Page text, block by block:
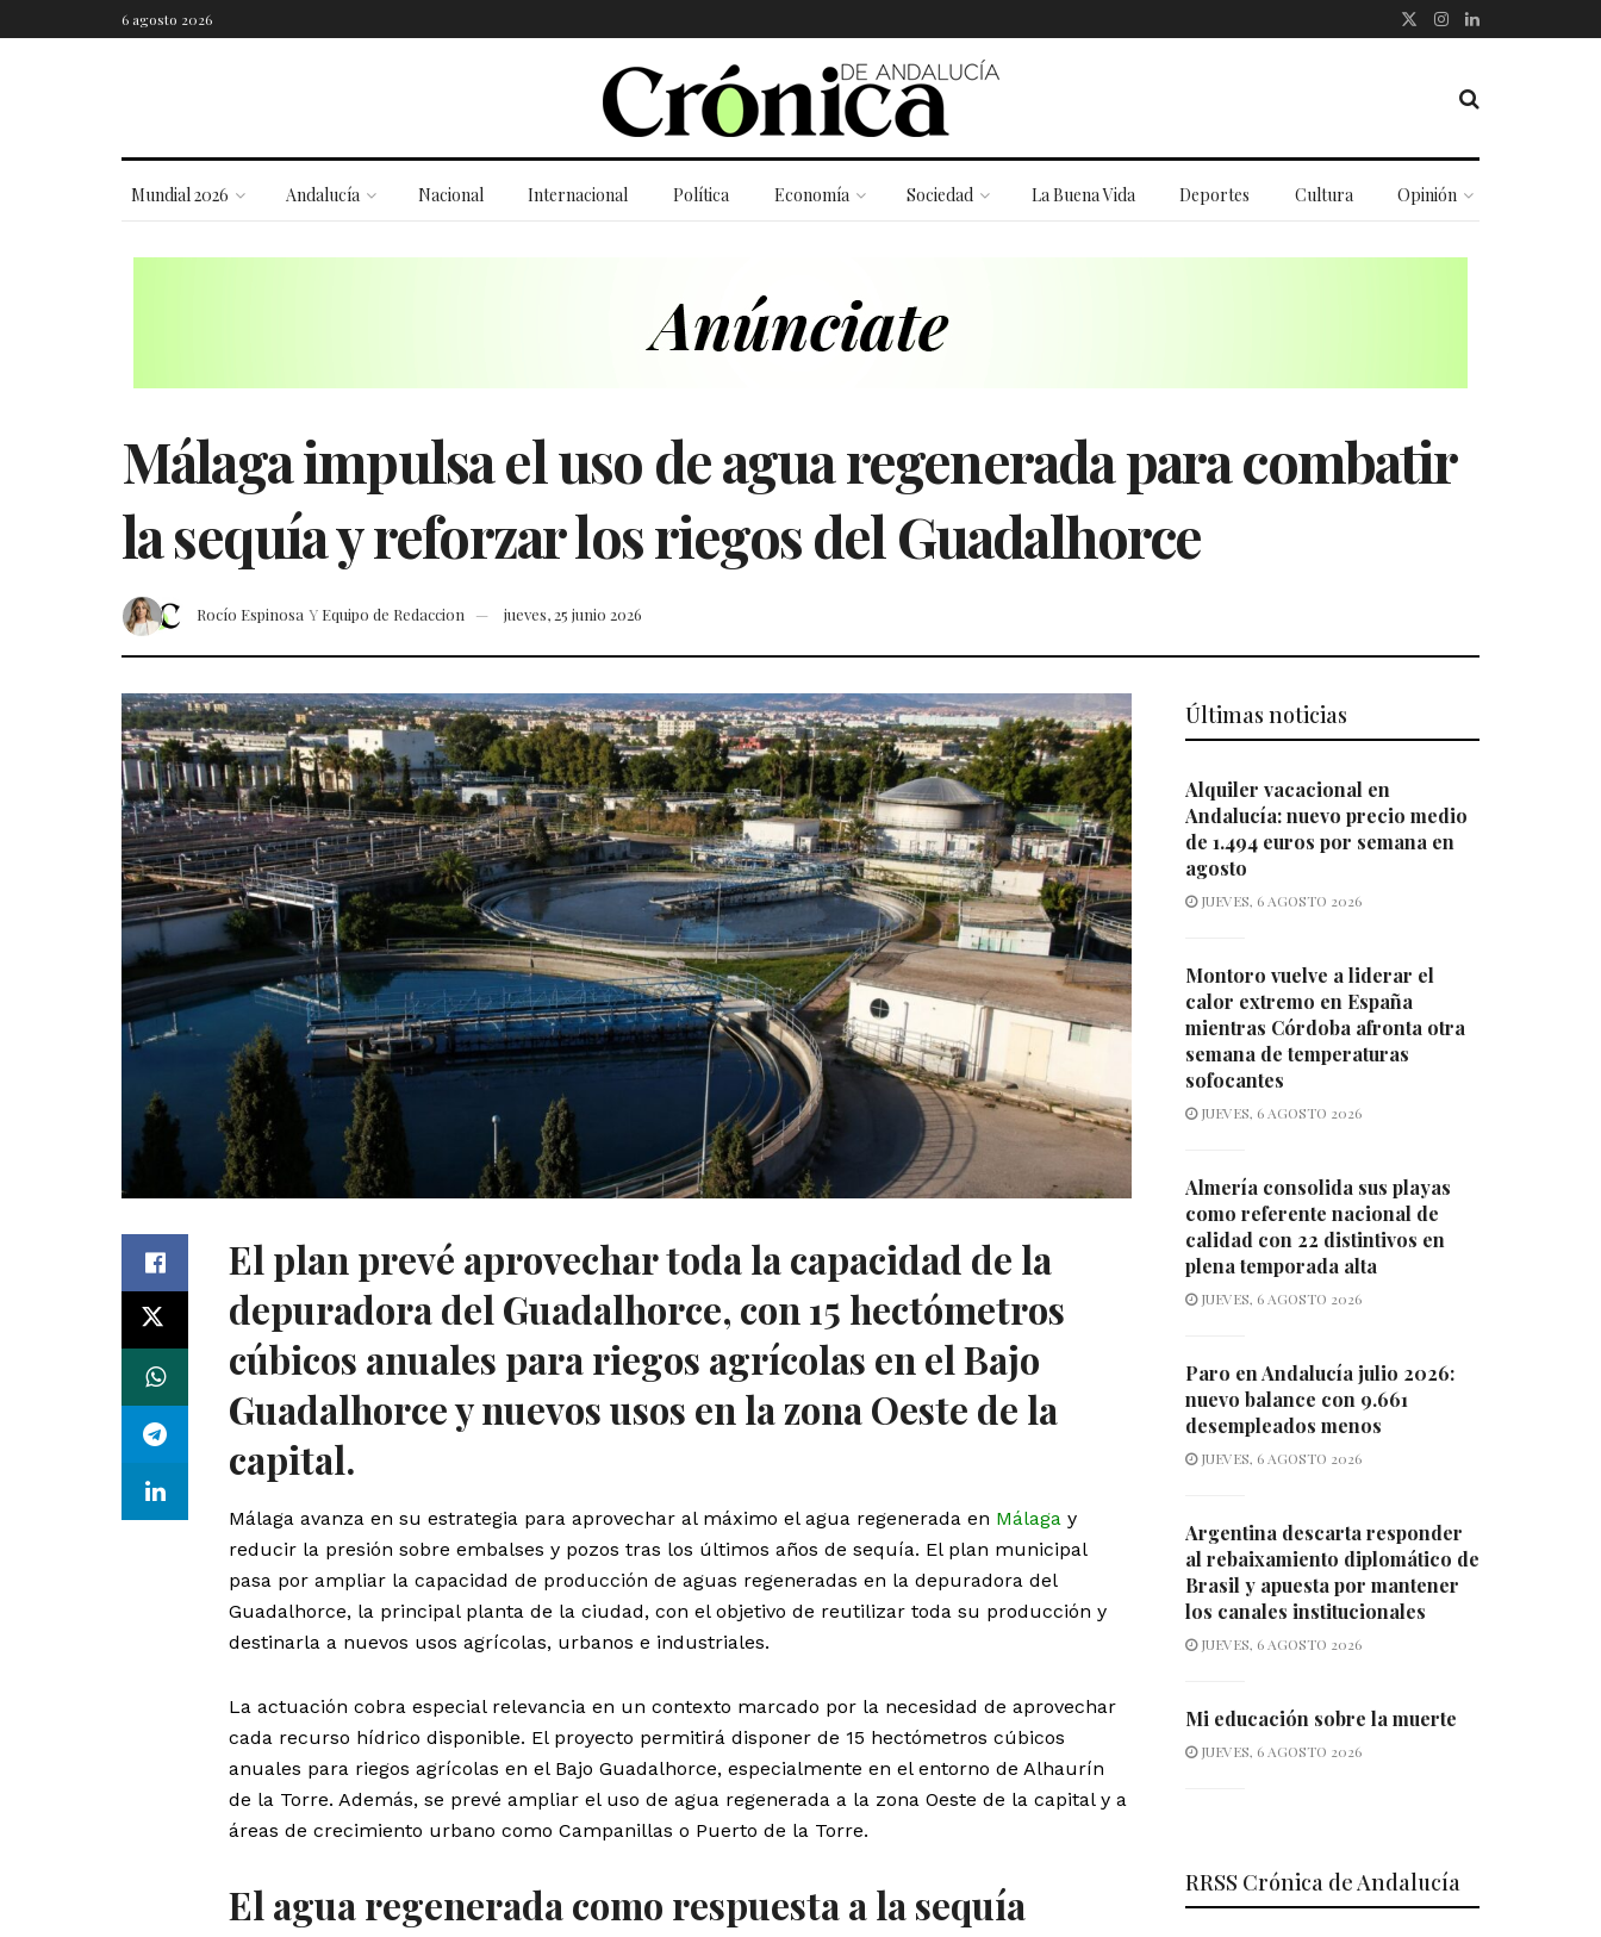
6 agosto 2026
Mundial 2026 Andalucía Nacional Internacional Política Economía Sociedad La Buena Vida Deportes Cultura Opinión
Málaga impulsa el uso de agua regenerada para combatir
la sequía y reforzar los riegos del Guadalhorce
Rocío Espinosa Y Equipo de Redaccion jueves, 25 junio 2026
El plan prevé aprovechar toda la capacidad de la
depuradora del Guadalhorce, con 15 hectómetros
cúbicos anuales para riegos agrícolas en el Bajo
Guadalhorce y nuevos usos en la zona Oeste de la
capital.
Málaga avanza en su estrategia para aprovechar al máximo el agua regenerada en Málaga y
reducir la presión sobre embalses y pozos tras los últimos años de sequía. El plan municipal
pasa por ampliar la capacidad de producción de aguas regeneradas en la depuradora del
Guadalhorce, la principal planta de la ciudad, con el objetivo de reutilizar toda su producción y
destinarla a nuevos usos agrícolas, urbanos e industriales.
La actuación cobra especial relevancia en un contexto marcado por la necesidad de aprovechar
cada recurso hídrico disponible. El proyecto permitirá disponer de 15 hectómetros cúbicos
anuales para riegos agrícolas en el Bajo Guadalhorce, especialmente en el entorno de Alhaurín
de la Torre. Además, se prevé ampliar el uso de agua regenerada a la zona Oeste de la capital y a
áreas de crecimiento urbano como Campanillas o Puerto de la Torre.
El agua regenerada como respuesta a la sequía
Últimas noticias
Alquiler vacacional en
Andalucía: nuevo precio medio
de 1.494 euros por semana en
agosto
JUEVES, 6 AGOSTO 2026
Montoro vuelve a liderar el
calor extremo en España
mientras Córdoba afronta otra
semana de temperaturas
sofocantes
JUEVES, 6 AGOSTO 2026
Almería consolida sus playas
como referente nacional de
calidad con 22 distintivos en
plena temporada alta
JUEVES, 6 AGOSTO 2026
Paro en Andalucía julio 2026:
nuevo balance con 9.661
desempleados menos
JUEVES, 6 AGOSTO 2026
Argentina descarta responder
al rebaixamiento diplomático de
Brasil y apuesta por mantener
los canales institucionales
JUEVES, 6 AGOSTO 2026
Mi educación sobre la muerte
JUEVES, 6 AGOSTO 2026
RRSS Crónica de Andalucía